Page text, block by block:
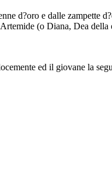
d?oro e dalle zampette
(o Diana, Dea
ed il giovane la